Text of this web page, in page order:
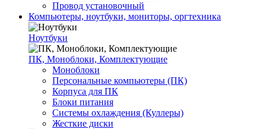
Провод установочный
Компьютеры, ноутбуки, мониторы, оргтехника
Ноутбуки
ПК, Моноблоки, Комплектующие
Моноблоки
Персональные компьютеры (ПК)
Корпуса для ПК
Блоки питания
Системы охлаждения (Куллеры)
Жесткие диски